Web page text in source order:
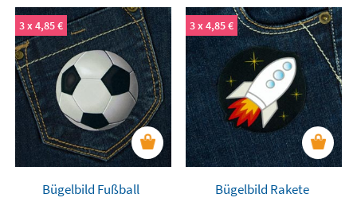
3 x 4,85 €
Bügelbild Fußball
3 x 4,85 €
Bügelbild Rakete